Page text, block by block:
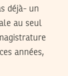
déjà- un
au seul
années,